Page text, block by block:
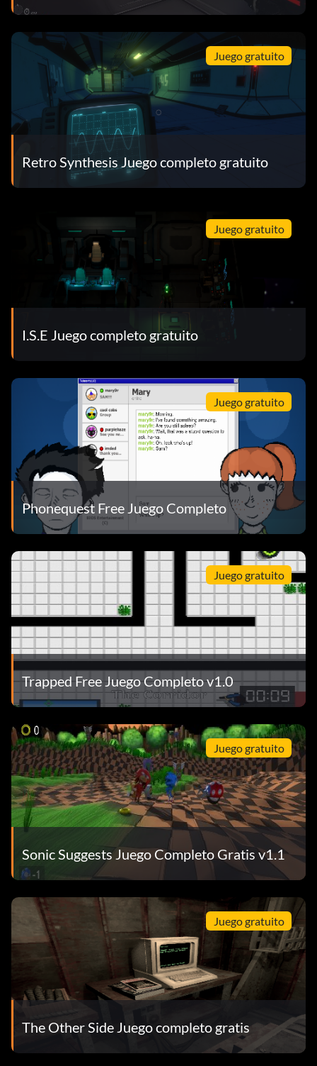
Juego gratuito
Retro Synthesis Juego completo gratuito
Juego gratuito
I.S.E Juego completo gratuito
Juego gratuito
Phonequest Free Juego Completo
Juego gratuito
Trapped Free Juego Completo v1.0
Juego gratuito
Sonic Suggests Juego Completo Gratis v1.1
Juego gratuito
The Other Side Juego completo gratis